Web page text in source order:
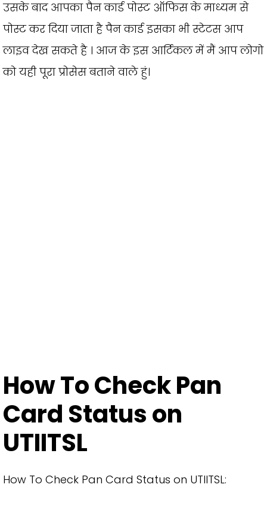
उसके बाद आपका पैन कार्ड पोस्ट ऑफिस के माध्यम से
पोस्ट कर दिया जाता है पैन कार्ड इसका भी स्टेटस आप
लाइव देख सकते है । आज के इस आर्टिकल में मैं आप लोगो
को यही पूरा प्रोसेस बताने वाले हुं।
How To Check Pan
Card Status on
UTIITSL
How To Check Pan Card Status on UTIITSL: